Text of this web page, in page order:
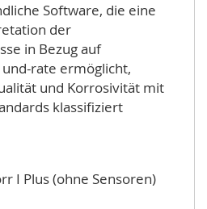
Software, die eine
der
in Bezug auf
rate ermöglicht,
und Korrosivität mit
klassifiziert
I Plus (ohne Sensoren)